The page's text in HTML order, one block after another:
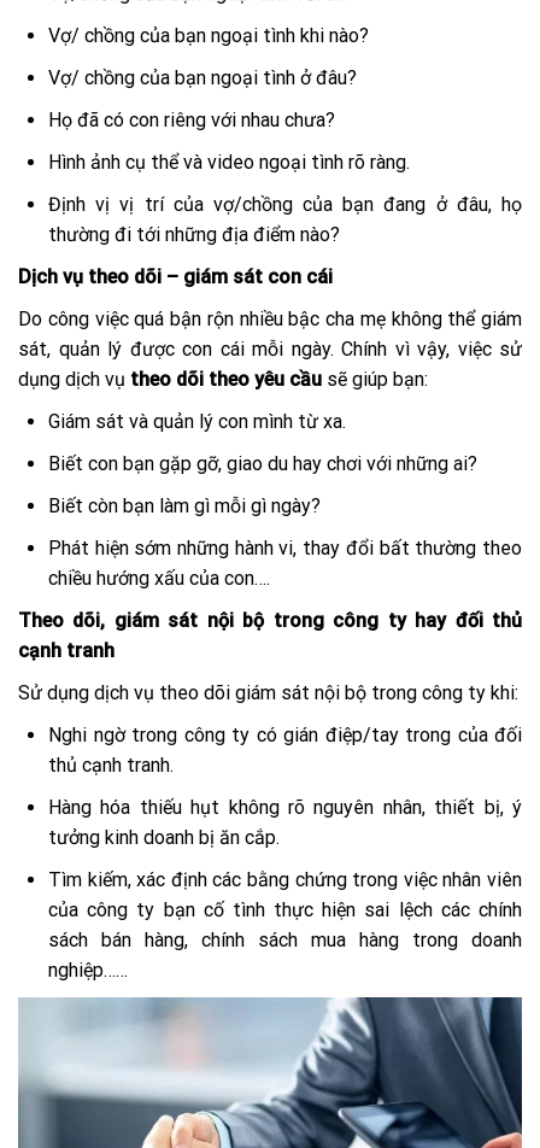
Vợ/ chồng của bạn ngoại tình khi nào?
Vợ/ chồng của bạn ngoại tình ở đâu?
Họ đã có con riêng với nhau chưa?
Hình ảnh cụ thể và video ngoại tình rõ ràng.
Định vị vị trí của vợ/chồng của bạn đang ở đâu, họ
thường đi tới những địa điểm nào?
Dịch vụ theo dõi – giám sát con cái
Do công việc quá bận rộn nhiều bậc cha mẹ không thể giám
sát, quản lý được con cái mỗi ngày. Chính vì vậy, việc sử
dụng dịch vụ theo dõi theo yêu cầu sẽ giúp bạn:
Giám sát và quản lý con mình từ xa.
Biết con bạn gặp gỡ, giao du hay chơi với những ai?
Biết còn bạn làm gì mỗi gì ngày?
Phát hiện sớm những hành vi, thay đổi bất thường theo
chiều hướng xấu của con….
Theo dõi, giám sát nội bộ trong công ty hay đối thủ
cạnh tranh
Sử dụng dịch vụ theo dõi giám sát nội bộ trong công ty khi:
Nghi ngờ trong công ty có gián điệp/tay trong của đối
thủ cạnh tranh.
Hàng hóa thiếu hụt không rõ nguyên nhân, thiết bị, ý
tưởng kinh doanh bị ăn cắp.
Tìm kiếm, xác định các bằng chứng trong việc nhân viên
của công ty bạn cố tình thực hiện sai lệch các chính
sách bán hàng, chính sách mua hàng trong doanh
nghiệp……